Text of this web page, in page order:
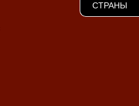
СТРАНЫ